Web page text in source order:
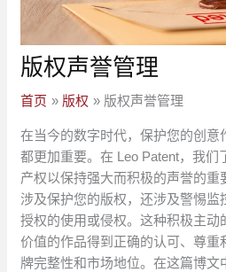
版权声誉管理
首页 版权 版权声誉管理
在当今的数字时代，保护您的创意
都更加重要。在 Leo Patent，我们
产权以保持强大而积极的声誉的重
涉及保护您的版权，还涉及警惕监
授权的使用或侵权。这种积极主动
价值的作品得到正确的认可、尊重
牌完整性和市场地位。在这篇博文